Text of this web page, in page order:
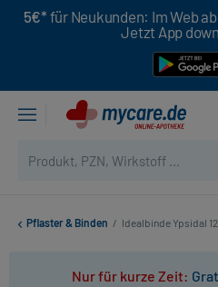
5€* für Neukunden: Im Web
Jetzt App
Pflaster & Binden / Idealbinde Ypsidal
Nur für kurze Zeit: